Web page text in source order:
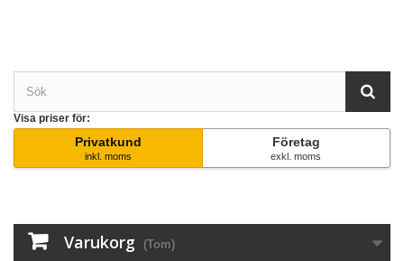
Visa priser för:
Privatkund
inkl. moms
Företag
exkl. moms
Varukorg (Tom)